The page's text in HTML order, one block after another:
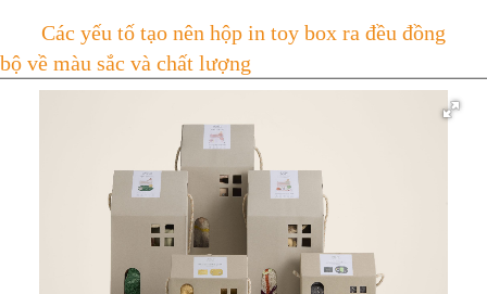
Các yếu tố tạo nên hộp in toy box
bộ về màu sắc và chất lượng